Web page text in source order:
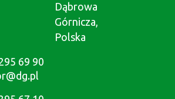
Dąbrowa
Górnicza,
Polska
69 90